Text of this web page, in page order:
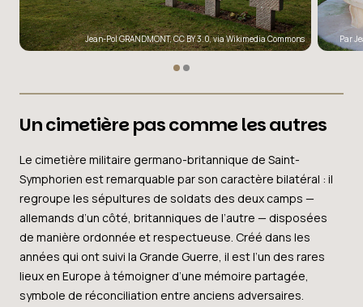
Jean-Pol GRANDMONT,CC BY 3.0, via Wikimedia Commons Par
Un cimetière pas comme les autres
Le cimetière militaire germano-britannique de Saint-
Symphorien est remarquable par son caractère bilatéral : il
regroupe les sépultures de soldats des deux camps —
allemands d’un côté, britanniques de l’autre — disposées
de manière ordonnée et respectueuse. Créé dans les
années qui ont suivi la Grande Guerre, il est l’un des rares
lieux en Europe à témoigner d’une mémoire partagée,
symbole de réconciliation entre anciens adversaires.